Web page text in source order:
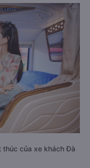
thúc của xe khách Đà